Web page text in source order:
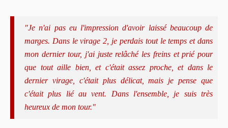
"Je n'ai pas eu l'impression d'avoir laissé beaucoup de
marges. Dans le virage 2, je perdais tout le temps et dans
mon dernier tour, j'ai juste relâché les freins et prié pour
que tout aille bien, et c'était assez proche, et dans le
dernier virage, c'était plus délicat, mais je pense que
c'était plus lié au vent. Dans l'ensemble, je suis très
heureux de mon tour."